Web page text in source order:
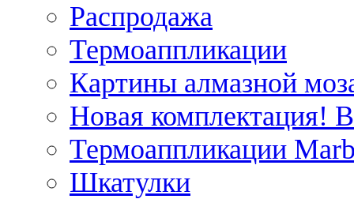
Распродажа
Термоаппликации
Картины алмазной
Новая комплектация!
Термоаппликации
Шкатулки